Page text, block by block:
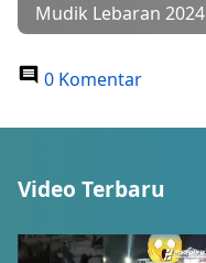
Mudik Lebaran 2024
0 Komentar
Video Terbaru